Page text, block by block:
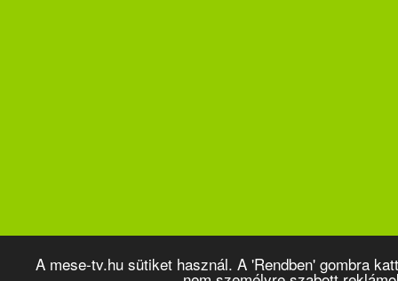
A mese-tv.hu sütiket használ. A 'Rendben' gombra